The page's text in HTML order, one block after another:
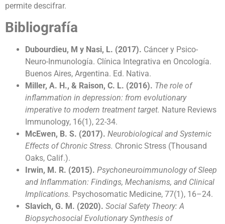
permite descifrar.
Bibliografía
Dubourdieu, M y Nasi, L. (2017). Cáncer y Psico-
Neuro-Inmunología. Clínica Integrativa en Oncología.
Buenos Aires, Argentina. Ed. Nativa.
Miller, A. H., & Raison, C. L. (2016). The role of
inflammation in depression: from evolutionary
imperative to modern treatment target. Nature Reviews
Immunology, 16(1), 22-34.
McEwen, B. S. (2017). Neurobiological and Systemic
Effects of Chronic Stress. Chronic Stress (Thousand
Oaks, Calif.).
Irwin, M. R. (2015). Psychoneuroimmunology of Sleep
and Inflammation: Findings, Mechanisms, and Clinical
Implications. Psychosomatic Medicine, 77(1), 16–24.
Slavich, G. M. (2020). Social Safety Theory: A
Biopsychosocial Evolutionary Synthesis of